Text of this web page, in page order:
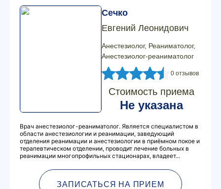
Сечко
Евгений Леонидович
Анестезиолог, Реаниматолог,
Анестезиолог-реаниматолог
0 отзывов
Стоимость приема
Не указана
Врач анестезиолог-реаниматолог. Является специалистом в
области анестезиологии и реанимации, заведующий
отделения реанимации и анестезиологии в приёмном покое и
терапевтическом отделении, проводит лечение больных в
реанимации многопрофильных стационарах, владеет...
ЗАПИСАТЬСЯ НА ПРИЕМ